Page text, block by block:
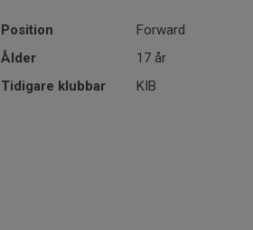
Position
Forward
Ålder
17 år
Tidigare klubbar
KIB